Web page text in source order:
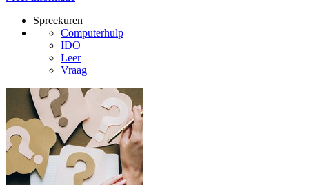
Spreekuren
Computerhulp
IDO
Leer
Vraag